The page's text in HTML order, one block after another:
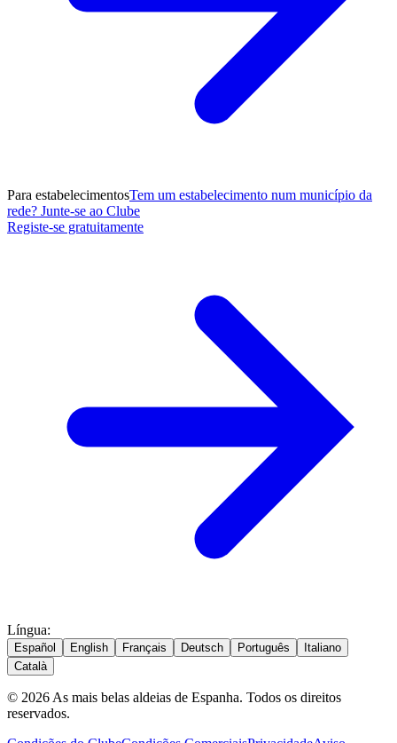
Para estabelecimentosTem um estabelecimento num município da
rede? Junte-se ao Clube
Registe-se gratuitamente
Língua:
Español English Français Deutsch Português
Italiano
Català
© 2026 As mais belas aldeias de Espanha. Todos os direitos
reservados.